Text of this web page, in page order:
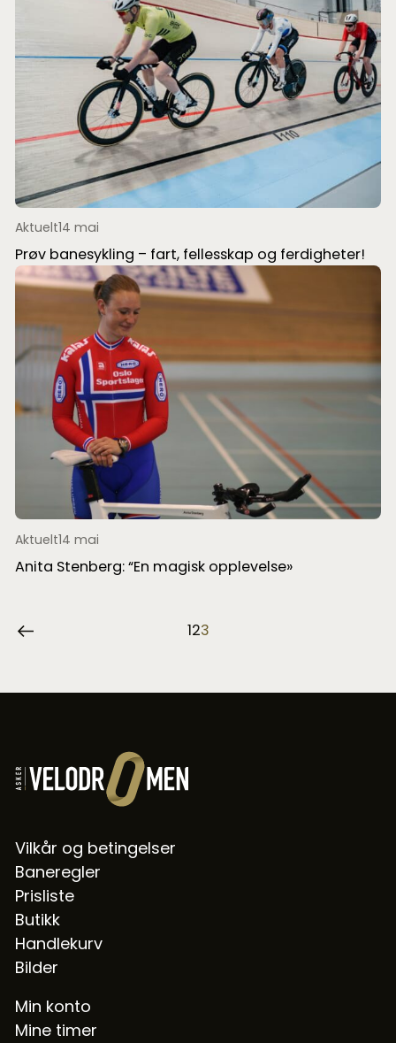
Aktuelt14 mai
Prøv banesykling – fart, fellesskap og ferdigheter!
Aktuelt14 mai
Anita Stenberg: “En magisk opplevelse»
123
Vilkår og betingelser
Baneregler
Prisliste
Butikk
Handlekurv
Bilder
Min konto
Mine timer